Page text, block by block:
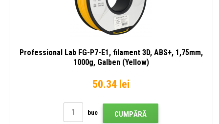
Professional Lab FG-P7-E1, filament 3D, ABS+, 1,75mm,
1000g, Galben (Yellow)
50.34 lei
buc CUMPĂRĂ